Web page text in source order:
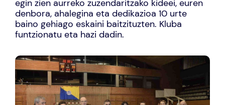
egin zien aurreko zuzendaritzako kideei, euren
denbora, ahalegina eta dedikazioa 10 urte
baino gehiago eskaini baitzituzten. Kluba
funtzionatu eta hazi dadin.